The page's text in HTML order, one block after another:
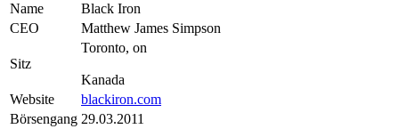
Name
Black Iron
CEO
Matthew James Simpson
Sitz
Toronto, on
Kanada
Website
blackiron.com
Börsengang 29.03.2011